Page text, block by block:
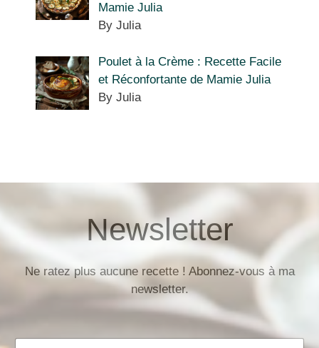
Mamie Julia
By Julia
Poulet à la Crème : Recette Facile
et Réconfortante de Mamie Julia
By Julia
Newsletter
Ne ratez plus aucune recette ! Abonnez-vous à ma
newsletter.